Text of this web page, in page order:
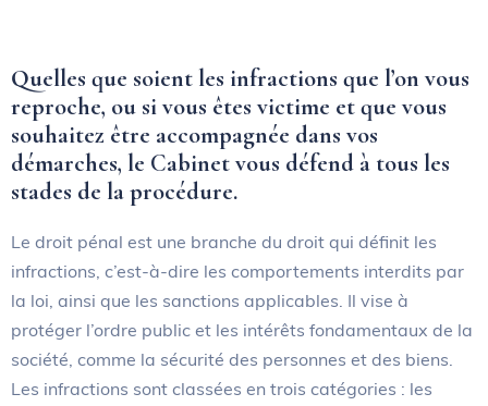
Quelles que soient les infractions que l’on vous
reproche, ou si vous êtes victime et que vous
souhaitez être accompagnée dans vos
démarches, le Cabinet vous défend à tous les
stades de la procédure.
Le droit pénal est une branche du droit qui définit les
infractions, c’est-à-dire les comportements interdits par
la loi, ainsi que les sanctions applicables. Il vise à
protéger l’ordre public et les intérêts fondamentaux de la
société, comme la sécurité des personnes et des biens.
Les infractions sont classées en trois catégories : les